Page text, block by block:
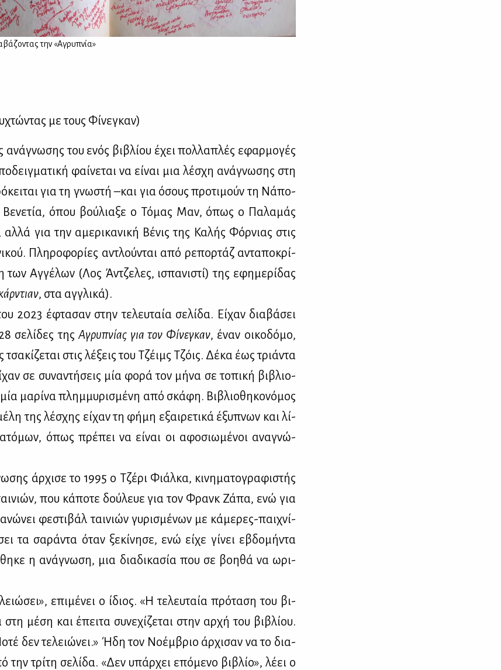
την «Αγρυ­πνία»
με τους Φί­νε­γκαν)
του ενός βι­βλί­ου έχει πολ­λα­πλές εφαρ­μο­γές
φαί­νε­ται να εί­ναι μια λέ­σχη ανά­γνω­σης στη
για τη γνω­στή –και για όσους προ­τι­μούν τη Νά­πο­
Βε­νε­τία, όπου βού­λια­ξε ο Τό­μας Μαν, όπως ο Πα­λα­μάς
για την αμε­ρι­κα­νι­κή Βέ­νις της Κα­λής Φόρ­νιας στις
Πλη­ρο­φο­ρί­ες αντλού­νται από ρε­πορ­τάζ αντα­πο­κρί­
των Αγ­γέ­λων (Λος Άν­τζε­λες, ισπα­νι­στί) της εφη­με­ρί­δας
, στα αγ­γλι­κά).
2023 έφτα­σαν στην τε­λευ­ταία σε­λί­δα. Εί­χαν δια­βά­σει
σε­λί­δες τηςΑγρυ­πνί­ας για τον Φί­νε­γκαν, έναν οι­κο­δό­μο,
στις λέ­ξεις του Τζέιμς Τζόις. Δέ­κα έως τριά­ντα
σε συ­να­ντή­σεις μία φο­ρά τον μή­να σε το­πι­κή βι­βλιο­
μα­ρί­να πλημ­μυ­ρι­σμέ­νη από σκά­φη. Βι­βλιο­θη­κο­νό­μος
της λέ­σχης εί­χαν τη φή­μη εξαι­ρε­τι­κά έξυ­πνων και λί­
όπως πρέ­πει να εί­ναι οι αφο­σιω­μέ­νοι ανα­γνώ­
άρ­χι­σε το 1995 ο Τζέ­ρι Φιάλ­κα, κι­νη­μα­το­γρα­φι­στής
που κά­πο­τε δού­λευε για τον Φρανκ Ζά­πα, ενώ για
φε­στι­βάλ ται­νιών γυ­ρι­σμέ­νων με κά­με­ρες-παι­χνί­
τα σα­ρά­ντα όταν ξε­κί­νη­σε, ενώ εί­χε γί­νει εβδο­μή­ντα
η ανά­γνω­ση, μια δια­δι­κα­σία που σε βοη­θά να ωρι­
επι­μέ­νει ο ίδιος. «Η τε­λευ­ταία πρό­τα­ση του βι­
στη μέ­ση και έπει­τα συ­νε­χί­ζε­ται στην αρ­χή του βι­βλί­ου.
δεν τε­λειώ­νει.» Ήδη τον Νο­έμ­βριο άρ­χι­σαν να το δια­
την τρί­τη σε­λί­δα. «Δεν υπάρ­χει επό­με­νο βι­βλίο», λέ­ει ο